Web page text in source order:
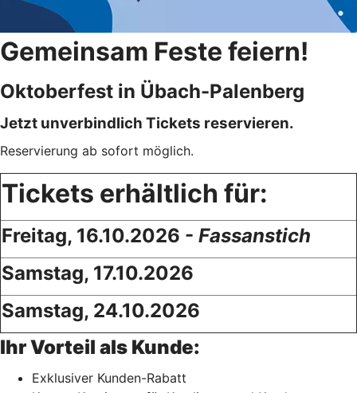
Gemeinsam Feste feiern!
Oktoberfest in Übach-Palenberg
Jetzt unverbindlich Tickets reservieren.
Reservierung ab sofort möglich.
Tickets erhältlich für:
Freitag, 16.10.2026 - Fassanstich
Samstag, 17.10.2026
Samstag, 24.10.2026
Ihr Vorteil als Kunde:
Exklusiver Kunden-Rabatt